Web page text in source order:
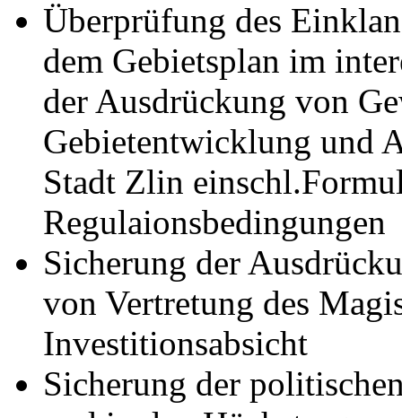
Überprüfung des
dem Gebietsplan im
der Ausdrückung von
Gebietentwicklung und
Stadt Zlin
Regulaionsbedingungen
Sicherung der
von Vertretung des
Investitionsabsicht
Sicherung der